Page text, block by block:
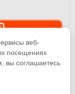
| ОГРН
веб-
посещениях
вы соглашаетесь